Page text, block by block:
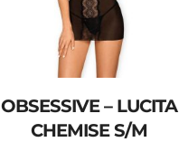
OBSESSIVE – LUCITA
CHEMISE S/M